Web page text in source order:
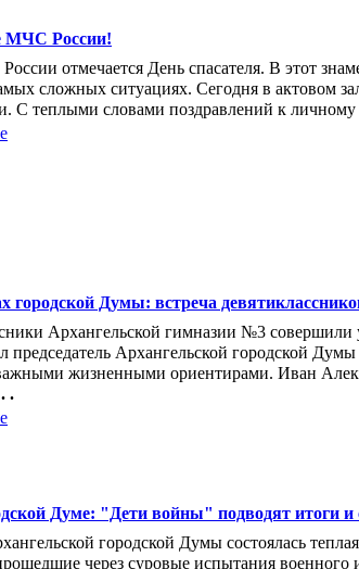
МЧС России!
отмечается День спасателя. В этот
сложных ситуациях. Сегодня в актовом
С теплыми словами поздравлений к личному
городской Думы: встреча
Архангельской гимназии №3
председатель Архангельской городской
жизненными ориентирами. Иван
.
Думе: "Дети войны" подводят итоги
городской Думы состоялась
через суровые испытания военного